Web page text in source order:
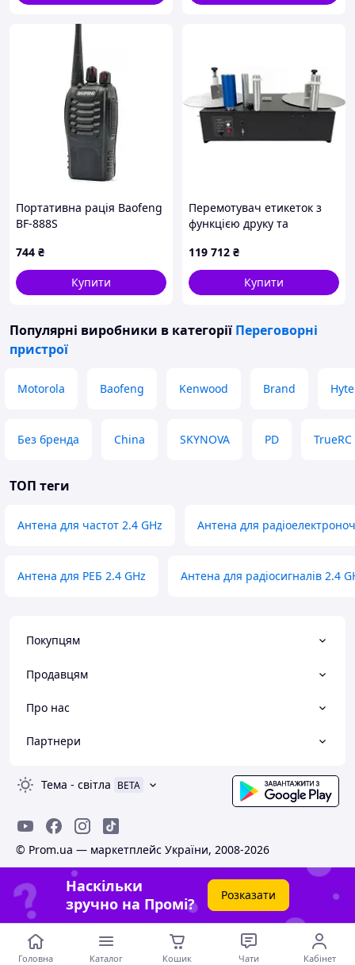
Портативна рація Baofeng
BF-888S
744 ₴
Купити
Перемотувач етикеток з
функцією друку та
LMP003/LMX474 )
119 712 ₴
Купити
Популярні виробники в категорії Переговорні
пристрої
Motorola Baofeng Kenwood Brand
Без бренда China SKYNOVA PD TrueRC
ТОП теги
Антена для частот 2.4 GHz Антена для
Антена для РЕБ 2.4 GHz Антена для радіосигналів 2.4
Покупцям
Продавцям
Про нас
Партнери
Тема - світла BETA
© Prom.ua — маркетплейс України, 2008-2026
Наскільки
зручно на Промі?
Розказати
Головна Каталог Кошик Чати Кабінет